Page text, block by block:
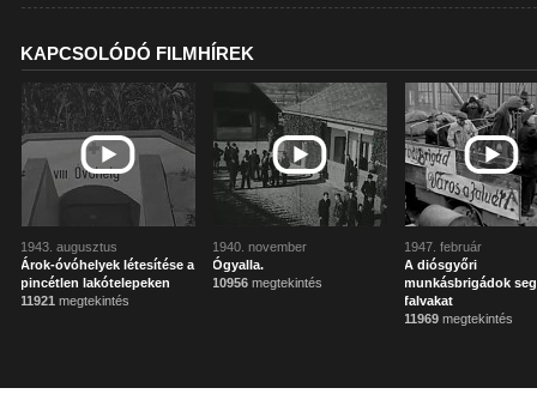
KAPCSOLÓDÓ FILMHÍREK
1943. augusztus
Árok-óvóhelyek létesítése a
pincétlen lakótelepeken
11921 megtekintés
1940. november
Ógyalla.
10956 megtekintés
1947. február
A diósgyőri
munkásbrigádok
falvakat
11969 megtekintés